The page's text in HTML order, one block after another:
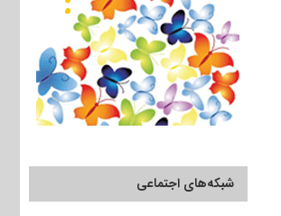
شبکه‌های اجتماعی